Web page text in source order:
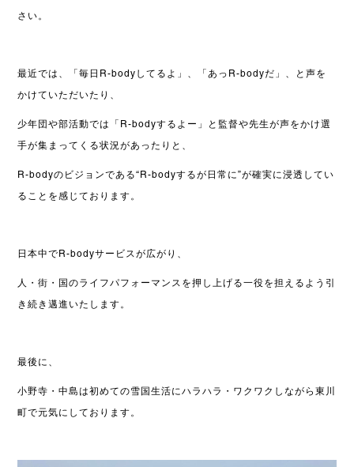
さい。
最近では、「毎日R-bodyしてるよ」、「あっR-bodyだ」、と声を
かけていただいたり、
少年団や部活動では「R-bodyするよー」と監督や先生が声をかけ選
手が集まってくる状況があったりと、
R-bodyのビジョンである“R-bodyするが日常に”が確実に浸透してい
ることを感じております。
日本中でR-bodyサービスが広がり、
人・街・国のライフパフォーマンスを押し上げる一役を担えるよう引
き続き邁進いたします。
最後に、
小野寺・中島は初めての雪国生活にハラハラ・ワクワクしながら東川
町で元気にしております。